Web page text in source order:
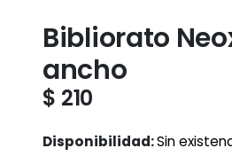
Bibliorato
ancho
$ 210
Disponibilidad:Sin